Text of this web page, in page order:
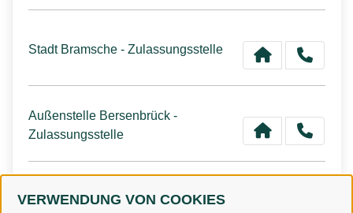
VERWENDUNG VON COOKIES
Stadt Bramsche - Zulassungsstelle
Außenstelle Bersenbrück -
Zulassungsstelle